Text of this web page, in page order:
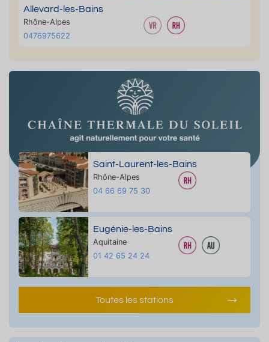
Allevard-les-Bains
Rhône-Alpes
0476975622
Saint-Laurent-les-Bains
Rhône-Alpes
04 66 69 75 30
Eugénie-les-Bains
Aquitaine
01 42 65 24 24
Toutes les stations